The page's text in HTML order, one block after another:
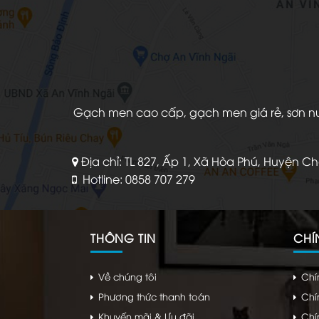
Gạch men cao cấp, gạch men giá rẻ, sơn
Địa chỉ: TL 827, Ấp 1, Xã Hòa Phú, Huyện
Hotline: 0858 707 279
THÔNG TIN
Về chúng tôi
Phương thức thanh toán
Khuyến mãi & Ưu đãi